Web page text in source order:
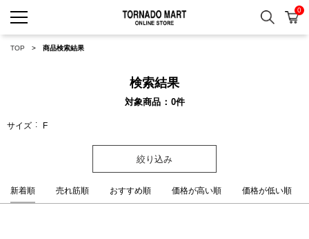
検索 カ
0
TOP 商品検索結果
検索結果
対象商品 0件
サイズ F
絞り込み
新着順 売れ筋順 おすすめ順 価格が高い順 価格が低い順